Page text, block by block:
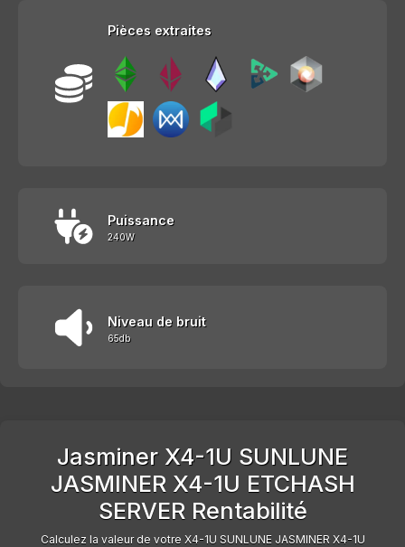
Pièces extraites
Puissance
240W
Niveau de bruit
65db
Jasminer X4-1U SUNLUNE
JASMINER X4-1U ETCHASH
SERVER Rentabilité
Calculez la valeur de votre X4-1U SUNLUNE JASMINER X4-1U